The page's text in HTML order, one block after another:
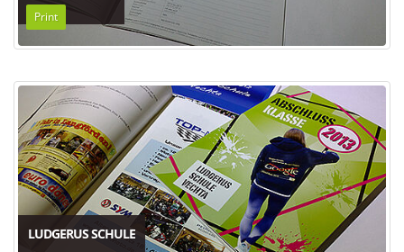
Print
LUDGERUS SCHULE